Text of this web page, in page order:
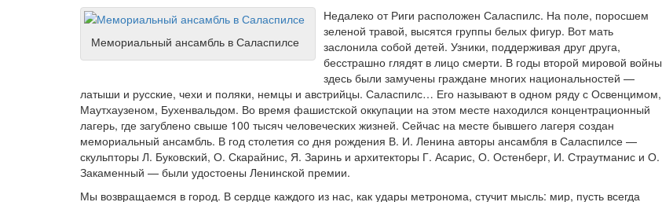
Мемориальный ансамбль в Саласпилсе
Недалеко от Риги расположен Саласпилс. На поле, поросшем
зеленой травой, высятся группы белых фигур. Вот мать
заслонила собой детей. Узники, поддерживая друг друга,
бесстрашно глядят в лицо смерти. В годы второй мировой войны
здесь были замучены граждане многих национальностей —
латыши и русские, чехи и поляки, немцы и австрийцы. Саласпилс… Его называют в одном ряду с Освенцимом,
Маутхаузеном, Бухенвальдом. Во время фашистской оккупации на этом месте находился концентрационный
лагерь, где загублено свыше 100 тысяч человеческих жизней. Сейчас на месте бывшего лагеря создан
мемориальный ансамбль. В год столетия со дня рождения В. И. Ленина авторы ансамбля в Саласпилсе —
скульпторы Л. Буковский, О. Скарайнис, Я. Заринь и архитекторы Г. Асарис, О. Остенберг, И. Страутманис и О.
Закаменный — были удостоены Ленинской премии.
Мы возвращаемся в город. В сердце каждого из нас, как удары метронома, стучит мысль: мир, пусть всегда